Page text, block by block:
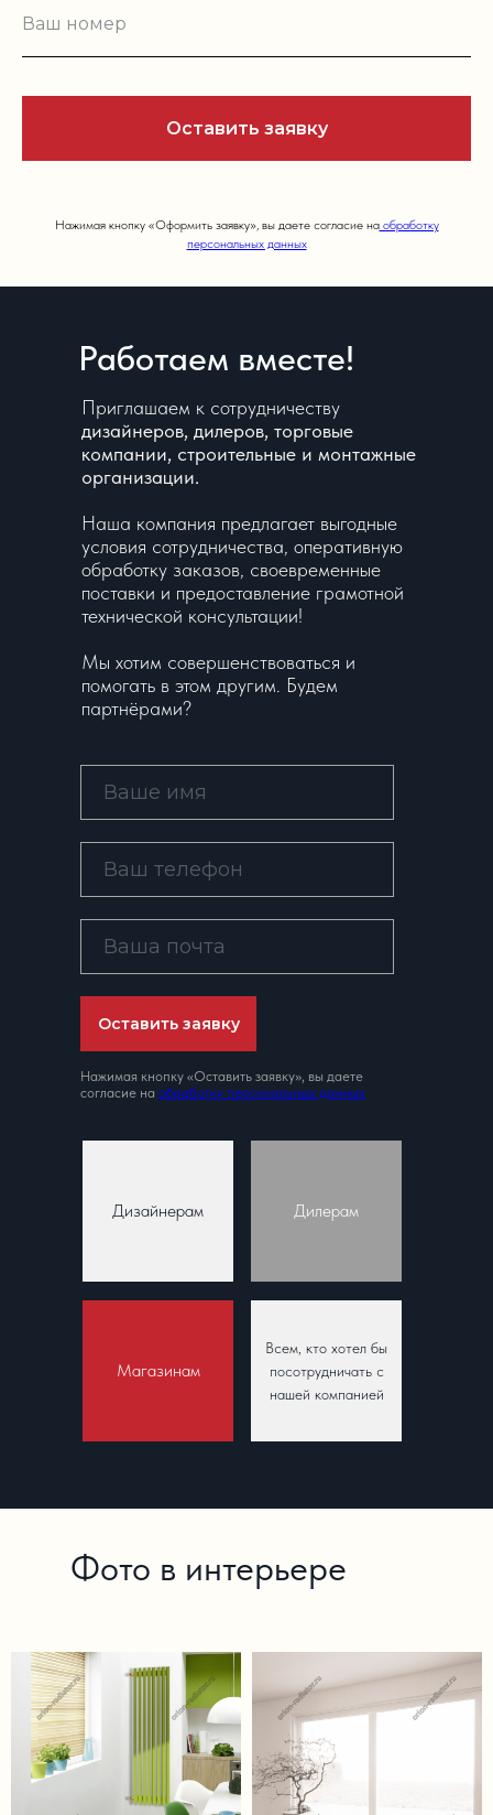
Оставить заявку
Нажимая кнопку «Оформить заявку», вы даете согласие наобработку
персональных данных
Работаем вместе!
Приглашаем к сотрудничеству
дизайнеров, дилеров, торговые
компании, строительные и монтажные
организации.
Наша компания предлагает выгодные
условия сотрудничества, оперативную
обработку заказов, своевременные
поставки и предоставление грамотной
технической консультации!
Мы хотим совершенствоваться и
помогать в этом другим. Будем
партнёрами?
Оставить заявку
Нажимая кнопку «Оставить заявку», вы даете
согласие на обработку персональных данных
Дизайнерам
Всем, кто хотел бы
посотрудничать с
нашей компанией
Магазинам
Дилерам
Фото в интерьере